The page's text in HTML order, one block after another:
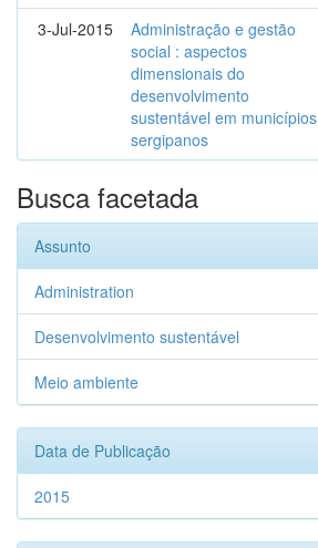
3-Jul-2015
Administração e gestão
social : aspectos
dimensionais do
desenvolvimento
sustentável em municípios
sergipanos
Busca facetada
Assunto
Administration
Desenvolvimento sustentável
Meio ambiente
Data de Publicação
2015